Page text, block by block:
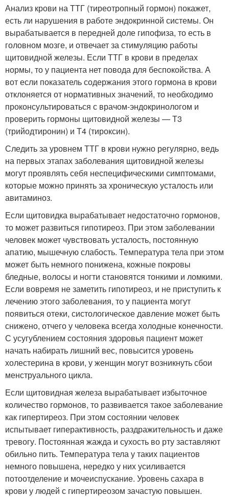
Анализ крови на ТТГ (тиреотропный гормон) покажет,
есть ли нарушения в работе эндокринной системы. Он
вырабатывается в передней доле гипофиза, то есть в
головном мозге, и отвечает за стимуляцию работы
щитовидной железы. Если ТТГ в крови в пределах
нормы, то у пациента нет повода для беспокойства. А
вот если показатель содержания этого гормона в крови
отклоняется от нормативных значений, то необходимо
проконсультироваться с врачом-эндокринологом и
проверить гормоны щитовидной железы — Т3
(трийодтиронин) и Т4 (тироксин).
Следить за уровнем ТТГ в крови нужно регулярно, ведь
на первых этапах заболевания щитовидной железы
могут проявлять себя неспецифическими симптомами,
которые можно принять за хроническую усталость или
авитаминоз.
Если щитовидка вырабатывает недостаточно гормонов,
то может развиться гипотиреоз. При этом заболевании
человек может чувствовать усталость, постоянную
апатию, мышечную слабость. Температура тела при этом
может быть немного понижена, кожные покровы
бледные, волосы и ногти становятся тонкими и ломкими.
Если вовремя не заметить гипотиреоз, и не приступить к
лечению этого заболевания, то у пациента могут
появиться отеки, систологическое давление может быть
снижено, отчего у человека всегда холодные конечности.
С усугублением состояния здоровья пациент может
начать набирать лишний вес, повысится уровень
холестерина в крови, у женщин могут возникнуть сбои
менструального цикла.
Если щитовидная железа вырабатывает избыточное
количество гормонов, то развивается такое заболевание
как гипертиреоз. При этом состоянии человек
испытывает гиперактивность, раздражительность и даже
тревогу. Постоянная жажда и сухость во рту заставляют
обильно пить. Температура тела у таких пациентов
немного повышена, нередко у них усиливается
потоотделение и мочеиспускание. Уровень сахара в
крови у людей с гипертиреозом зачастую повышен.